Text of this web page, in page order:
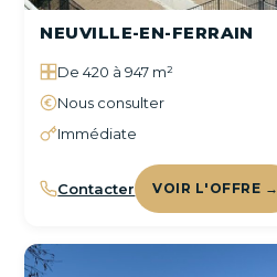
NEUVILLE-EN-FERRAIN
De 420 à 947 m²
Nous consulter
Immédiate
Contacter VOIR L'OFFRE →